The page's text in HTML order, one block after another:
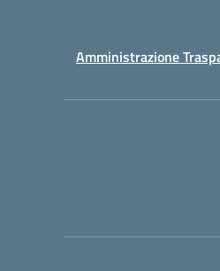
Amministrazione